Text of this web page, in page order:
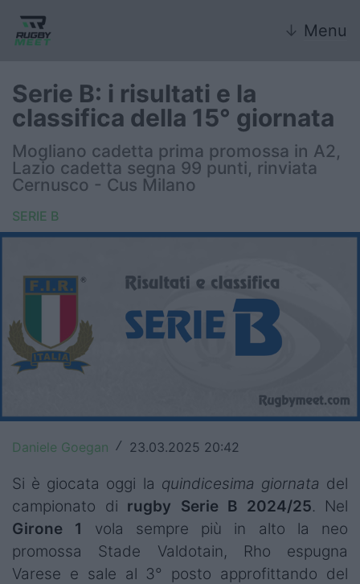
↓ Menu
Nazionali giovanili
Rugby Sevens
FIR
Internazionale
United Rugby Championship
Premiership
Champions Cup
Challenge Cup
World Rugby
Rugby World Cup
Serie B: i risultati e la
classifica della 15° giornata
Mogliano cadetta prima promossa in A2,
Lazio cadetta segna 99 punti, rinviata
Cernusco - Cus Milano
SERIE B
Daniele Goegan / 23.03.2025 20:42
Si è giocata oggi la quindicesima giornata del
campionato di rugby Serie B 2024/25. Nel
Girone 1 vola sempre più in alto la neo
promossa Stade Valdotain, Rho espugna
Varese e sale al 3° posto approfittando del